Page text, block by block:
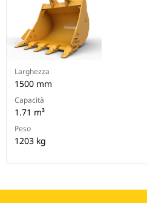
Larghezza
1500 mm
Capacità
1.71 m³
Peso
1203 kg